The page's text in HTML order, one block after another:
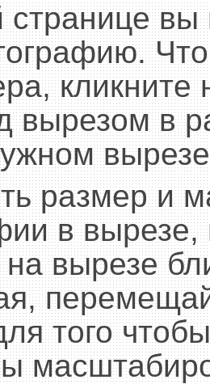
странице вы
кликните
вырезом в
размер и
в
вырезе
того